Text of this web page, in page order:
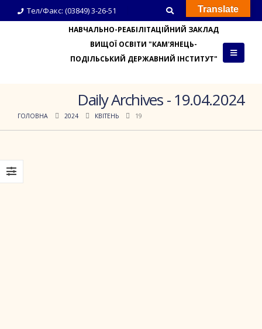
Тел/Факс: (03849) 3-26-51
НАВЧАЛЬНО-РЕАБІЛІТАЦІЙНИЙ ЗАКЛАД
ВИЩОЇ ОСВІТИ "КАМ'ЯНЕЦЬ-
ПОДІЛЬСЬКИЙ ДЕРЖАВНИЙ ІНСТИТУТ"
Daily Archives - 19.04.2024
ГОЛОВНА 2024 КВІТЕНЬ 19
Translate